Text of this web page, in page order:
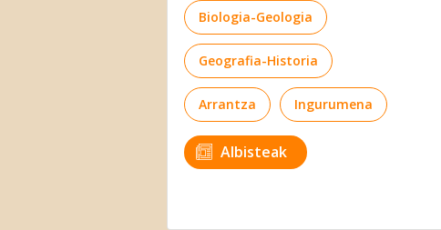
Biologia-Geologia
Geografia-Historia
Arrantza Ingurumena
Albisteak